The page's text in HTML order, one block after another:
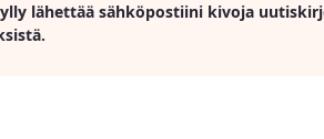
lähettää sähköpostiini kivoja